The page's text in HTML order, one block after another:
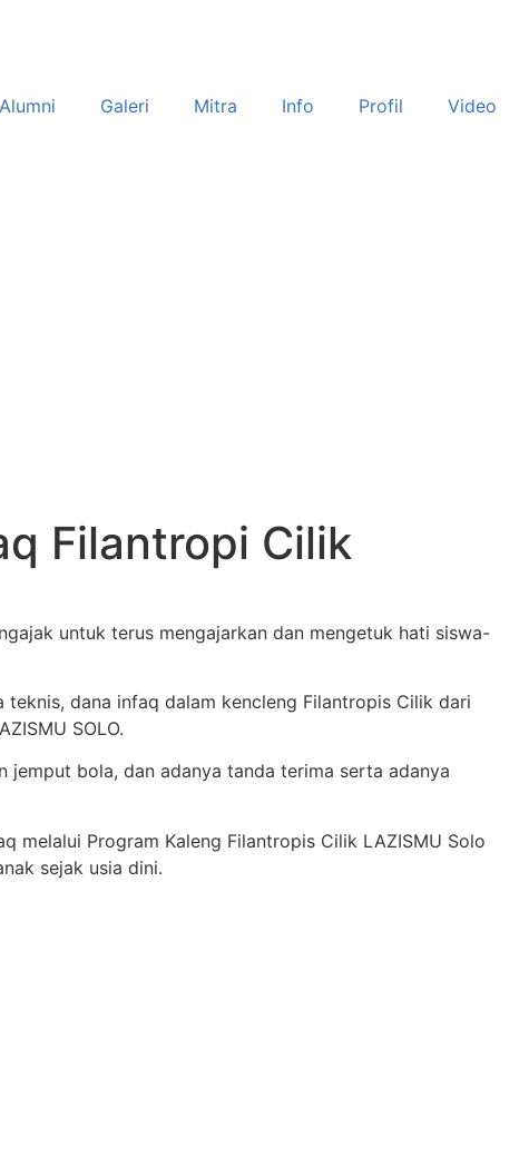
Alumni Galeri Mitra Info Profil Video
Filantropi Cilik
untuk terus mengajarkan dan mengetuk hati siswa-
dana infaq dalam kencleng Filantropis Cilik dari
SOLO.
jemput bola, dan adanya tanda terima serta adanya
melalui Program Kaleng Filantropis Cilik LAZISMU Solo
sejak usia dini.